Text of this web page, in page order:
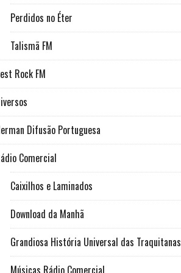
Perdidos no Éter
Talismã FM
Rock FM
Difusão Portuguesa
Comercial
Caixilhos e Laminados
Download da Manhã
Grandiosa História Universal das Traquitanas